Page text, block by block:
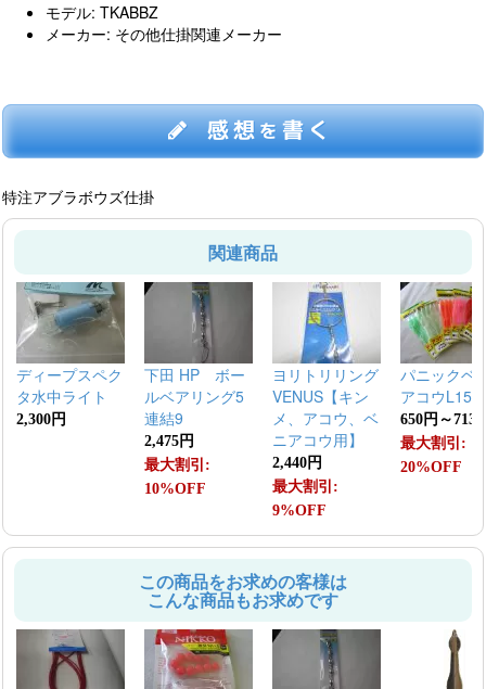
モデル: TKABBZ
メーカー: その他仕掛関連メーカー
感想を書く
特注アブラボウズ仕掛
関連商品
ディープスペク
タ水中ライト
2,300円
下田 HP ボー
ルベアリング5
連結9
2,475円
最大割引:
10%OFF
ヨリトリリング
VENUS【キン
メ、アコウ、ベ
ニアコウ用】
2,440円
最大割引:
9%OFF
パニックベ
アコウ
650円～713
最大割引:
20%OFF
この商品をお求めの客様は
こんな商品もお求めです